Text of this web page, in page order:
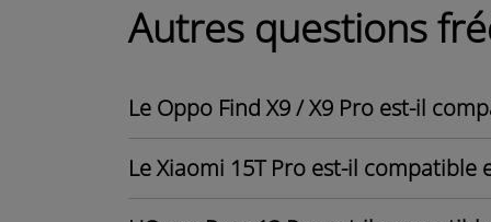
Autres questions
Le Oppo Find X9 / X9 Pro est-il
Le Xiaomi 15T Pro est-il compatible